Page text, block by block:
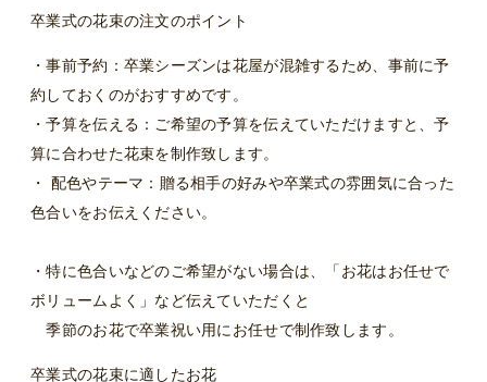
卒業式の花束の注文のポイント
・事前予約：卒業シーズンは花屋が混雑するため、事前に予
約しておくのがおすすめです。
・予算を伝える：ご希望の予算を伝えていただけますと、予
算に合わせた花束を制作致します。
・ 配色やテーマ：贈る相手の好みや卒業式の雰囲気に合った
色合いをお伝えください。
・特に色合いなどのご希望がない場合は、「お花はお任せで
ボリュームよく」など伝えていただくと
季節のお花で卒業祝い用にお任せで制作致します。
卒業式の花束に適したお花